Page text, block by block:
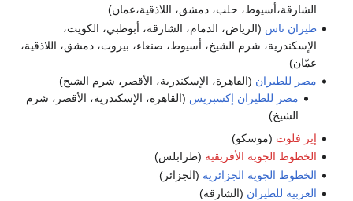
الشارقة،أسيوط، حلب، دمشق، اللاذقية،عمان)
طيران ناس (الرياض، الدمام، الشارقة، أبوظبي، الكويت،
الإسكندرية، شرم الشيخ، أسيوط، صنعاء، بيروت، دمشق، اللاذقية،
عمّان)
مصر للطيران (القاهرة، الإسكندرية، الأقصر، شرم الشيخ)
مصر للطيران إكسبريس (القاهرة، الإسكندرية، الأقصر، شرم
الشيخ)
إير فلوت (موسكو)
الخطوط الجوية الأفريقية (طرابلس)
الخطوط الجوية الجزائرية (الجزائر)
العربية للطيران (الشارقة)